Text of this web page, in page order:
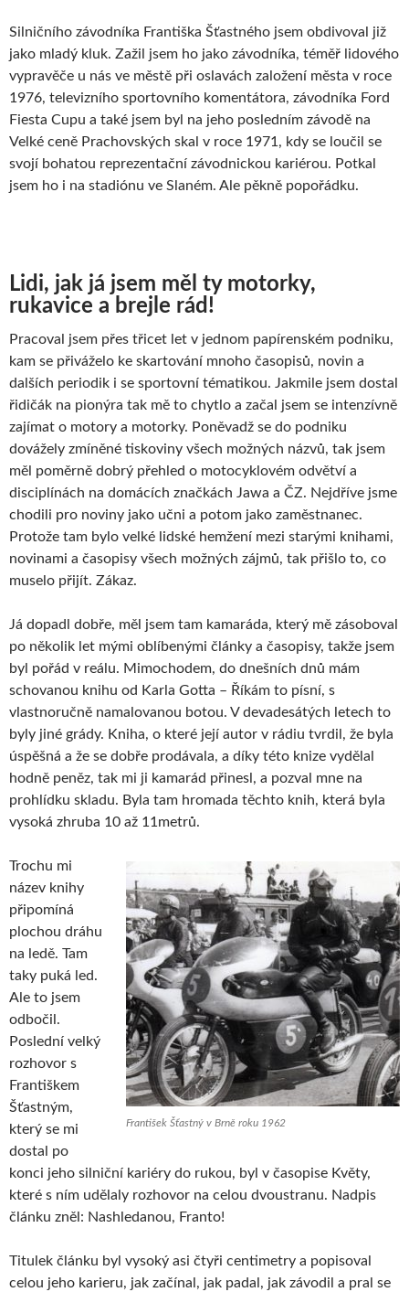
Silničního závodníka Františka Šťastného jsem obdivoval již
jako mladý kluk. Zažil jsem ho jako závodníka, téměř lidového
vypravěče u nás ve městě při oslavách založení města v roce
1976, televizního sportovního komentátora, závodníka Ford
Fiesta Cupu a také jsem byl na jeho posledním závodě na
Velké ceně Prachovských skal v roce 1971, kdy se loučil se
svojí bohatou reprezentační závodnickou kariérou. Potkal
jsem ho i na stadiónu ve Slaném. Ale pěkně popořádku.
Lidi, jak já jsem měl ty motorky,
rukavice a brejle rád!
Pracoval jsem přes třicet let v jednom papírenském podniku,
kam se přiváželo ke skartování mnoho časopisů, novin a
dalších periodik i se sportovní tématikou. Jakmile jsem dostal
řidičák na pionýra tak mě to chytlo a začal jsem se intenzívně
zajímat o motory a motorky. Poněvadž se do podniku
dovážely zmíněné tiskoviny všech možných názvů, tak jsem
měl poměrně dobrý přehled o motocyklovém odvětví a
disciplínách na domácích značkách Jawa a ČZ. Nejdříve jsme
chodili pro noviny jako učni a potom jako zaměstnanec.
Protože tam bylo velké lidské hemžení mezi starými knihami,
novinami a časopisy všech možných zájmů, tak přišlo to, co
muselo přijít. Zákaz.
Já dopadl dobře, měl jsem tam kamaráda, který mě zásoboval
po několik let mými oblíbenými články a časopisy, takže jsem
byl pořád v reálu. Mimochodem, do dnešních dnů mám
schovanou knihu od Karla Gotta – Říkám to písní, s
vlastnoručně namalovanou botou. V devadesátých letech to
byly jiné grády. Kniha, o které její autor v rádiu tvrdil, že byla
úspěšná a že se dobře prodávala, a díky této knize vydělal
hodně peněz, tak mi ji kamarád přinesl, a pozval mne na
prohlídku skladu. Byla tam hromada těchto knih, která byla
vysoká zhruba 10 až 11metrů.
František Šťastný v Brně roku 1962
Trochu mi
název knihy
připomíná
plochou dráhu
na ledě. Tam
taky puká led.
Ale to jsem
odbočil.
Poslední velký
rozhovor s
Františkem
Šťastným,
který se mi
dostal po
konci jeho silniční kariéry do rukou, byl v časopise Květy,
které s ním udělaly rozhovor na celou dvoustranu. Nadpis
článku zněl: Nashledanou, Franto!
Titulek článku byl vysoký asi čtyři centimetry a popisoval
celou jeho karieru, jak začínal, jak padal, jak závodil a pral se